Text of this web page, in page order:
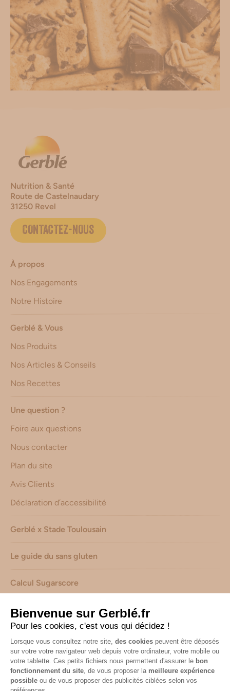
Nutrition & Santé
Route de Castelnaudary
31250 Revel
CONTACTEZ-NOUS
À propos
Nos Engagements
Notre Histoire
Gerblé & Vous
Nos Produits
Nos Articles & Conseils
Nos Recettes
Une question ?
Foire aux questions
Nous contacter
Plan du site
Avis Clients
Déclaration d’accessibilité
Gerblé x Stade Toulousain
Le guide du sans gluten
Calcul Sugarscore
Suivez-nous sur les réseaux !